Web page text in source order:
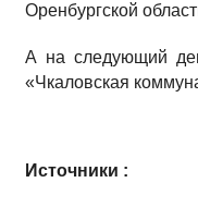
Оренбургской
А на следующий
«Чкаловская
Источники :